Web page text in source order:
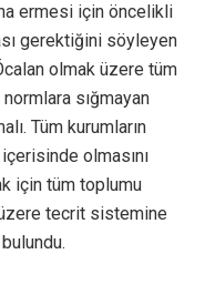
ermesi için öncelikli
gerektiğini söyleyen
olmak üzere tüm
sığmayan
Tüm kurumların
olmasını
için tüm toplumu
tecrit sistemine